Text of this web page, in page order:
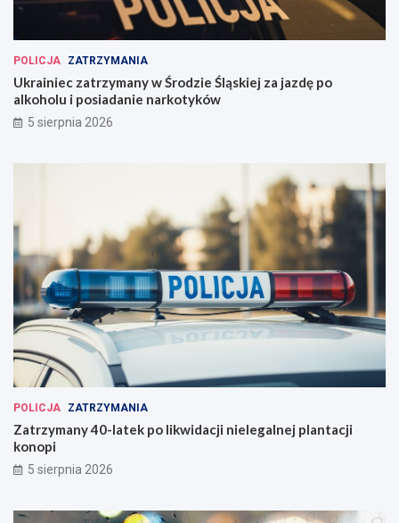
POLICJA ZATRZYMANIA
Ukrainiec zatrzymany w Środzie Śląskiej za jazdę po
alkoholu i posiadanie narkotyków
5 sierpnia 2026
POLICJA ZATRZYMANIA
Zatrzymany 40-latek po likwidacji nielegalnej plantacji
konopi
5 sierpnia 2026